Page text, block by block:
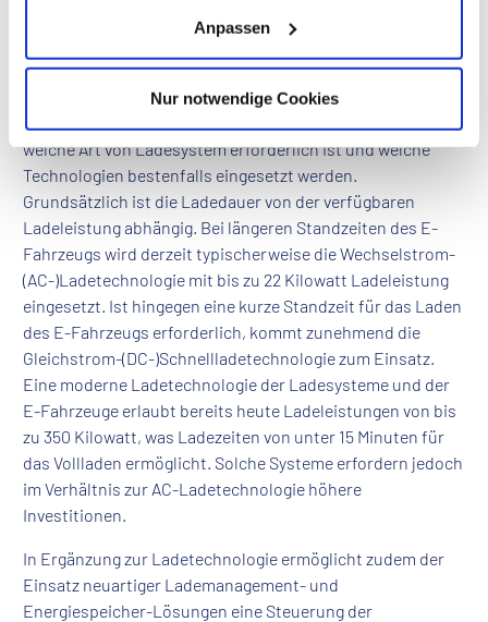
Anpassen
Nur notwendige Cookies
Immobilieneigentümern gefallen, in den Aufbau einer
passende Ladetechnologie für den jeweiligen
Anwendungsfall ausgewählt werden. Hierbei hängt es
entscheidend von der Immobilie und ihrer Nutzung ab,
welche Art von Ladesystem erforderlich ist und welche
Technologien bestenfalls eingesetzt werden.
Grundsätzlich ist die Ladedauer von der verfügbaren
Ladeleistung abhängig. Bei längeren Standzeiten des E-
Fahrzeugs wird derzeit typischerweise die Wechselstrom-
(AC-)Ladetechnologie mit bis zu 22 Kilowatt Ladeleistung
eingesetzt. Ist hingegen eine kurze Standzeit für das Laden
des E-Fahrzeugs erforderlich, kommt zunehmend die
Gleichstrom-(DC-)Schnellladetechnologie zum Einsatz.
Eine moderne Ladetechnologie der Ladesysteme und der
E-Fahrzeuge erlaubt bereits heute Ladeleistungen von bis
zu 350 Kilowatt, was Ladezeiten von unter 15 Minuten für
das Vollladen ermöglicht. Solche Systeme erfordern jedoch
im Verhältnis zur AC-Ladetechnologie höhere
Investitionen.
In Ergänzung zur Ladetechnologie ermöglicht zudem der
Einsatz neuartiger Lademanagement- und
Energiespeicher-Lösungen eine Steuerung der